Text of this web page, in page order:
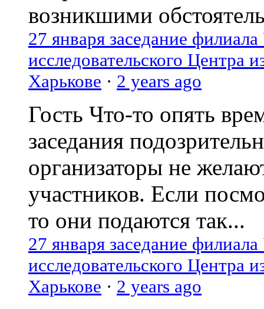
возникшими
27 января заседание
исследовательского Центра
Харькове · 2 years ago
Гость Что-то опять
заседания
организаторы не
участников. Если
то они подаются так...
27 января заседание
исследовательского Центра
Харькове · 2 years ago